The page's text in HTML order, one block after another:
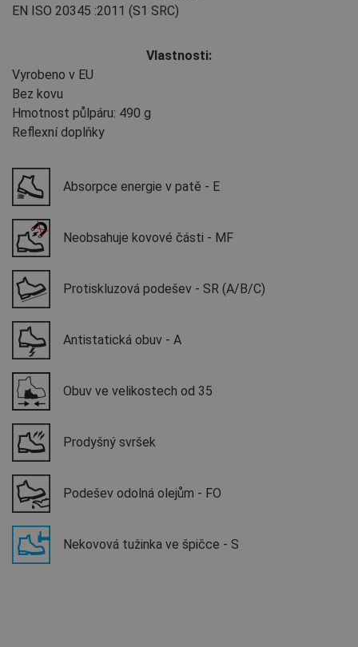
EN ISO 20345 :2011 (S1 SRC)
Vlastnosti:
Vyrobeno v EU
Bez kovu
Hmotnost půlpáru: 490 g
Reflexní doplňky
Absorpce energie v patě - E
Neobsahuje kovové části - MF
Protiskluzová podešev - SR (A/B/C)
Antistatická obuv - A
Obuv ve velikostech od 35
Prodyšný svršek
Podešev odolná olejům - FO
Nekovová tužinka ve špičce - S